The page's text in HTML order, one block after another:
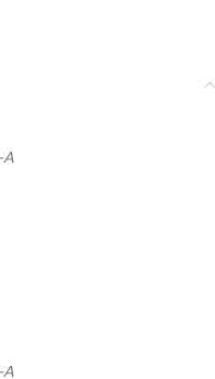
A
A